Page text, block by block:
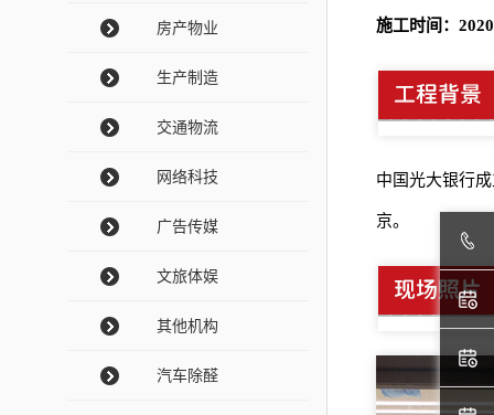
房产物业
生产制造
交通物流
网络科技
广告传媒
文旅体娱
其他机构
汽车除醛
施工时间：
中国光大银行
京。